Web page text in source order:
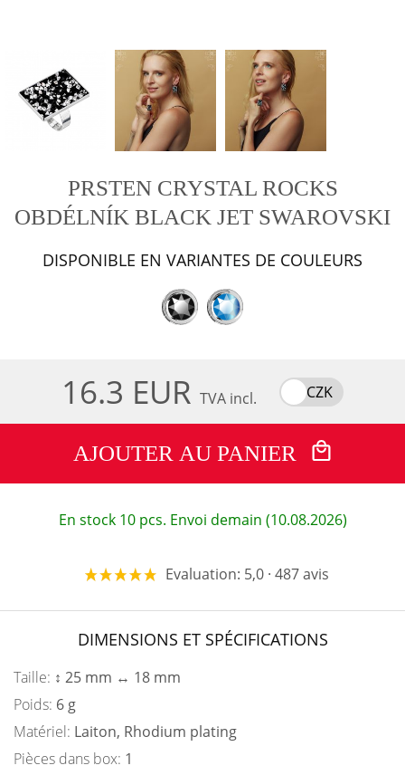
PRSTEN CRYSTAL ROCKS
OBDÉLNÍK BLACK JET SWAROVSKI
DISPONIBLE EN VARIANTES DE COULEURS
16.3 EUR TVA incl. CZK
AJOUTER AU PANIER
En stock 10 pcs. Envoi demain (10.08.2026)
Evaluation: 5,0 · 487 avis
DIMENSIONS ET SPÉCIFICATIONS
Taille: ↕ 25 mm ↔ 18 mm
Poids: 6 g
Matériel: Laiton, Rhodium plating
Pièces dans box: 1